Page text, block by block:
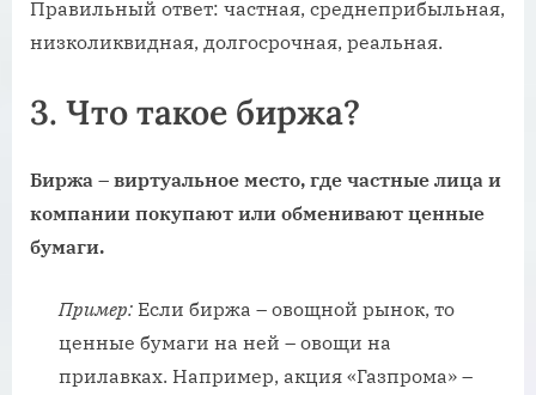
Правильный ответ: частная, среднеприбыльная,
низколиквидная, долгосрочная, реальная.
3. Что такое биржа?
Биржа – виртуальное место, где частные лица и
компании покупают или обменивают ценные
бумаги.
Пример: Если биржа – овощной рынок, то
ценные бумаги на ней – овощи на
прилавках. Например, акция «Газпрома» –